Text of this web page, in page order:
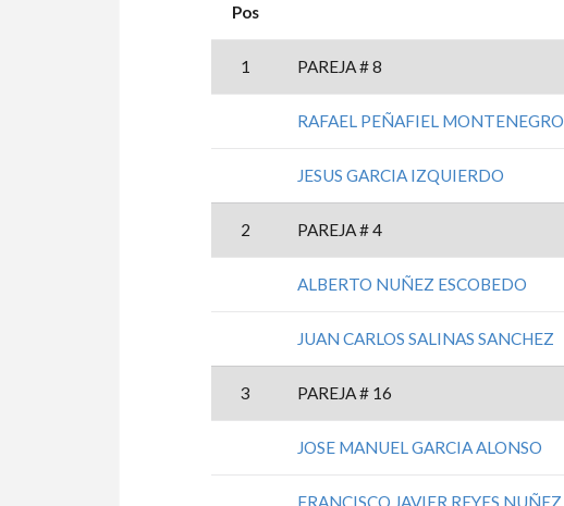
Pos
1 PAREJA # 8
RAFAEL PEÑAFIEL MONTENEGRO
JESUS GARCIA IZQUIERDO
2 PAREJA # 4
ALBERTO NUÑEZ ESCOBEDO
JUAN CARLOS SALINAS SANCHEZ
3 PAREJA # 16
JOSE MANUEL GARCIA ALONSO
FRANCISCO JAVIER REYES NUÑEZ